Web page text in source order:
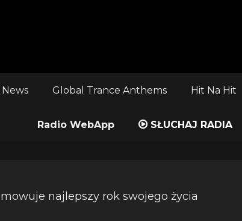
Global Trance Anthems Hit Na Hit
Radio WebApp SŁUCHAJ RADIA